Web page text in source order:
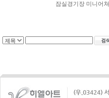
잠실경기장 미니어쳐